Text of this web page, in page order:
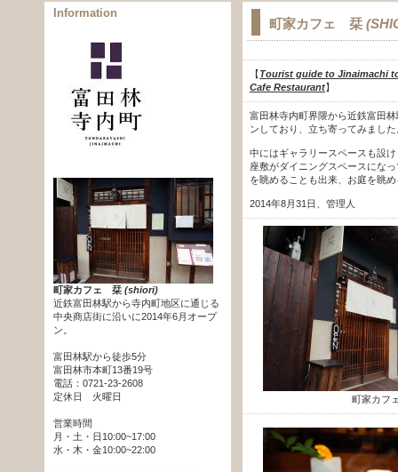
町家カフェ 栞
【Tourist guide to Jinaimachi
Cafe Restaurant】
富田林寺内町界隈から近鉄富田
ンしており、立ち寄ってみました
中にはギャラリースペースも設
座敷がダイニングスペースにな
を眺めることも出来、お庭を眺
2014年8月31日、管理人
町家カフ
Information
町家カフェ 栞 (shiori)
近鉄富田林駅から寺内町地区に通じる
中央商店街に沿いに2014年6月オープ
ン。
富田林駅から徒歩5分
富田林市本町13番19号
電話：0721-23-2608
定休日 火曜日
営業時間
月・土・日10:00~17:00
水・木・金10:00~22:00